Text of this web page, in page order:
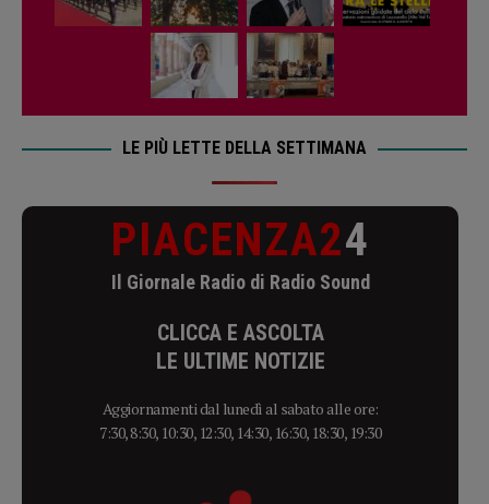
LE PIÙ LETTE DELLA SETTIMANA
PIACENZA24
Il Giornale Radio di Radio Sound
CLICCA E ASCOLTA
LE ULTIME NOTIZIE
Aggiornamenti dal lunedì al sabato alle ore:
7:30, 8:30, 10:30, 12:30, 14:30, 16:30, 18:30, 19:30